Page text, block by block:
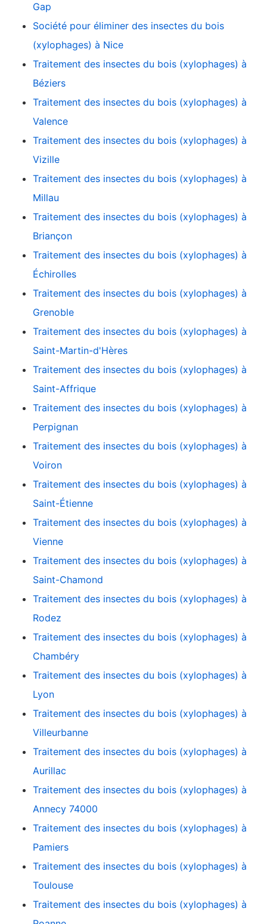
Gap
Société pour éliminer des insectes du bois
(xylophages) à Nice
Traitement des insectes du bois (xylophages) à
Béziers
Traitement des insectes du bois (xylophages) à
Valence
Traitement des insectes du bois (xylophages) à
Vizille
Traitement des insectes du bois (xylophages) à
Millau
Traitement des insectes du bois (xylophages) à
Briançon
Traitement des insectes du bois (xylophages) à
Échirolles
Traitement des insectes du bois (xylophages) à
Grenoble
Traitement des insectes du bois (xylophages) à
Saint-Martin-d'Hères
Traitement des insectes du bois (xylophages) à
Saint-Affrique
Traitement des insectes du bois (xylophages) à
Perpignan
Traitement des insectes du bois (xylophages) à
Voiron
Traitement des insectes du bois (xylophages) à
Saint-Étienne
Traitement des insectes du bois (xylophages) à
Vienne
Traitement des insectes du bois (xylophages) à
Saint-Chamond
Traitement des insectes du bois (xylophages) à
Rodez
Traitement des insectes du bois (xylophages) à
Chambéry
Traitement des insectes du bois (xylophages) à
Lyon
Traitement des insectes du bois (xylophages) à
Villeurbanne
Traitement des insectes du bois (xylophages) à
Aurillac
Traitement des insectes du bois (xylophages) à
Annecy 74000
Traitement des insectes du bois (xylophages) à
Pamiers
Traitement des insectes du bois (xylophages) à
Toulouse
Traitement des insectes du bois (xylophages) à